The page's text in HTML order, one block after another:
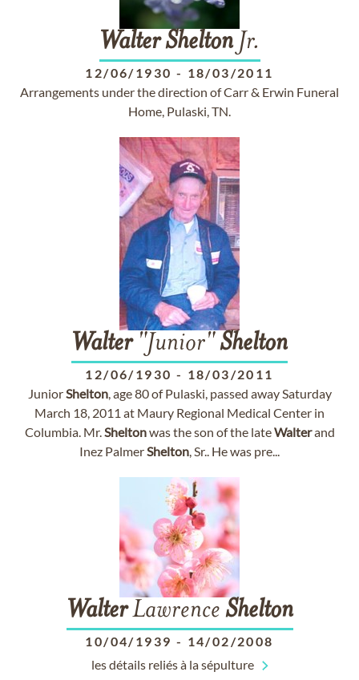
Walter SheltonJr.
12/06/1930 - 18/03/2011
Arrangements under the direction of Carr & Erwin Funeral
Home, Pulaski, TN.
Walter"Junior"Shelton
12/06/1930 - 18/03/2011
JuniorShelton, age 80 of Pulaski, passed away Saturday
March 18, 2011 at Maury Regional Medical Center in
Columbia. Mr.Sheltonwas the son of the lateWalterand
Inez PalmerShelton, Sr.. He was pre...
WalterLawrence Shelton
10/04/1939 - 14/02/2008
les détails reliés à la sépulture